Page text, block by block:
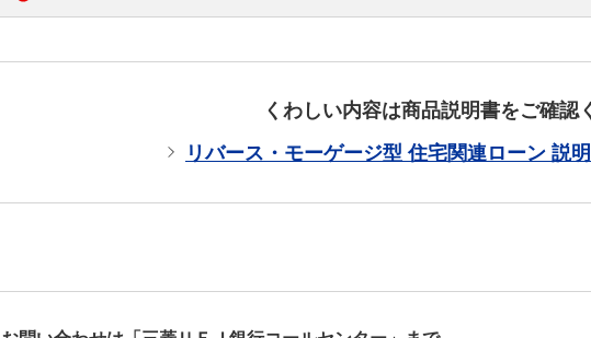
す。
本商品は、住宅金融支援機構の を利用した商品です。
くわしい内容は商品説明書をご確認
リバース・モーゲージ型 住宅関連ローン 説